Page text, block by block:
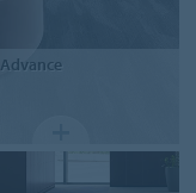
Advance